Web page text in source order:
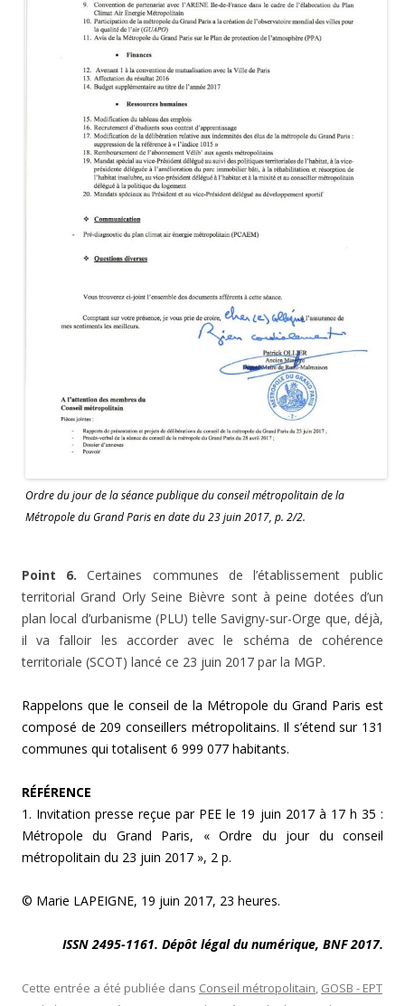
Ordre du jour de la séance publique du conseil métropolitain de la
Métropole du Grand Paris en date du 23 juin 2017, p. 2/2.
Point 6. Certaines communes de l’établissement public
territorial Grand Orly Seine Bièvre sont à peine dotées d’un
plan local d’urbanisme (PLU) telle Savigny-sur-Orge que, déjà,
il va falloir les accorder avec le schéma de cohérence
territoriale (SCOT) lancé ce 23 juin 2017 par la MGP.
Rappelons que le conseil de la Métropole du Grand Paris est
composé de 209 conseillers métropolitains. Il s’étend sur 131
communes qui totalisent 6 999 077 habitants.
RÉFÉRENCE
1. Invitation presse reçue par PEE le 19 juin 2017 à 17 h 35 :
Métropole du Grand Paris, « Ordre du jour du conseil
métropolitain du 23 juin 2017 », 2 p.
© Marie LAPEIGNE, 19 juin 2017, 23 heures.
ISSN 2495-1161. Dépôt légal du numérique, BNF 2017.
Cette entrée a été publiée dans Conseil métropolitain, GOSB - EPT